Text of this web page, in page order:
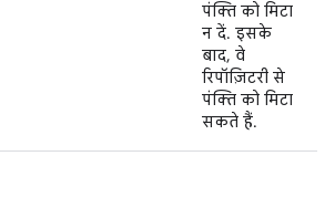
पंक्ति को मिटा
न दें. इसके
बाद, वे
रिपॉज़िटरी से
पंक्ति को मिटा
सकते हैं.